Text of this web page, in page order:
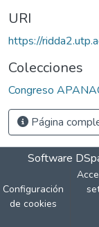
URI
https://
Colecciones
Congreso
Página
Software
Configuración
de cookies